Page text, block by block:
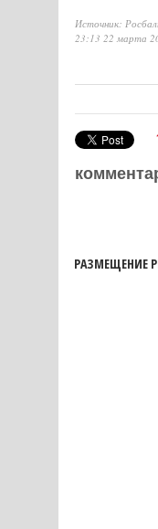
Источник:
23:13 22 марта
РАЗМЕЩЕНИЕ